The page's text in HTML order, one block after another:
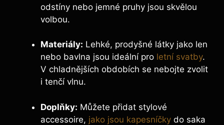
odstíny nebo jemné pruhy jsou skvělou
⁢volbou.
Materiály: Lehké, prodyšné látky⁢ jako len⁣
nebo bavlna ‍jsou ideální pro letní svatby.
V chladnějších obdobích se nebojte​ zvolit
i tenčí⁤ vlnu.
Doplňky: Můžete přidat stylové
accessoire, jako jsou kapesníčky do saka